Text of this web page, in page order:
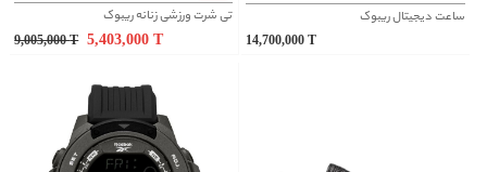
تی شرت ورزشی زنانه ریبوک
9,005,000 T 5,403,000
ساعت دیجیتال ریبوک
14,700,000